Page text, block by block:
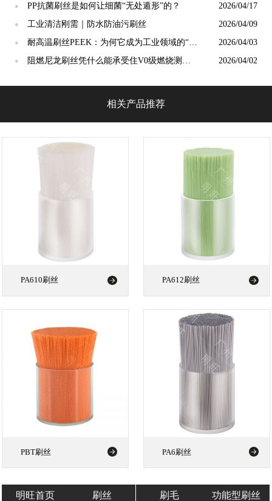
业毛刷的安全底线谁来守护？
● PP抗菌刷丝是如何让细菌“无处遁形”的？ 2026/04/17
● 工业清洁刚需｜防水防油污刷丝 2026/04/09
●
耐高温刷丝PEEK：为何它成为工业领域的“宠
儿”？
2026/04/03
●
阻燃尼龙刷丝凭什么能承受住V0级燃烧测
2026/04/02
相关产品推荐
PA610刷丝 PA612刷丝
PBT刷丝 PA6刷丝
明旺首页 刷丝 刷毛 功能型刷丝